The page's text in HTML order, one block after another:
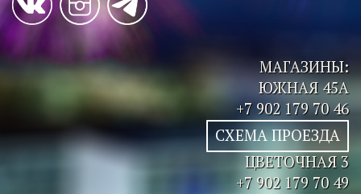
МАГАЗИНЫ:
ЮЖНАЯ 45А
+7 902 179 70 46
СХЕМА ПРОЕЗДА
ЦВЕТОЧНАЯ 3
+7 902 179 70 49